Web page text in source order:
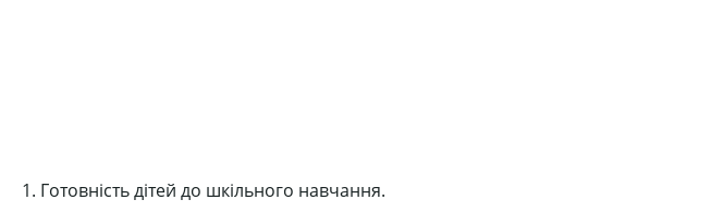
1. Готовність дітей до шкільного навчання.